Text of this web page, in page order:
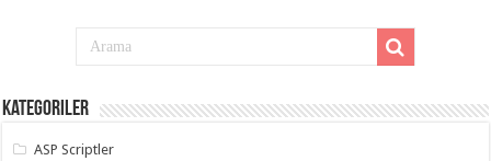
Kategoriler
ASP Scriptler